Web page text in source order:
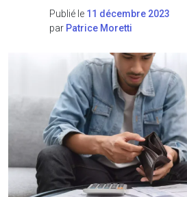
Publié le 11 décembre 2023
par Patrice Moretti